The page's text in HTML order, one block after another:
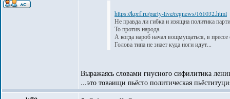
https://kprf.ru/party-live/regnews/161032.html
Не правда ли гибка и изящна политика
То против народа.
А когда нароб начал вощмущаться, в
Голова типа не знает куда ноги идут...
Выражаясь словами гнусного сифилитика
...это товаищи пьёсто политическая